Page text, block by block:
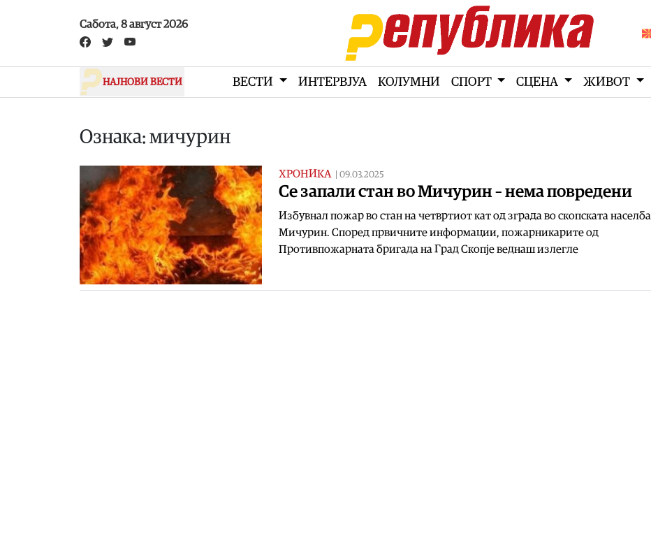
Сабота, 8 август 2026
НАЈНОВИ ВЕСТИ ВЕСТИ ИНТЕРВЈУА КОЛУМНИ СПОРТ СЦЕНА ЖИВОТ
Ознака: мичурин
ХРОНИКА | 09.03.2025
Се запали стан во Мичурин – нема повредени
Избувнал пожар во стан на четвртиот кат од зграда во скопската населба
Мичурин. Според првичните информации, пожарникарите од
Противпожарната бригада на Град Скопје веднаш излегле